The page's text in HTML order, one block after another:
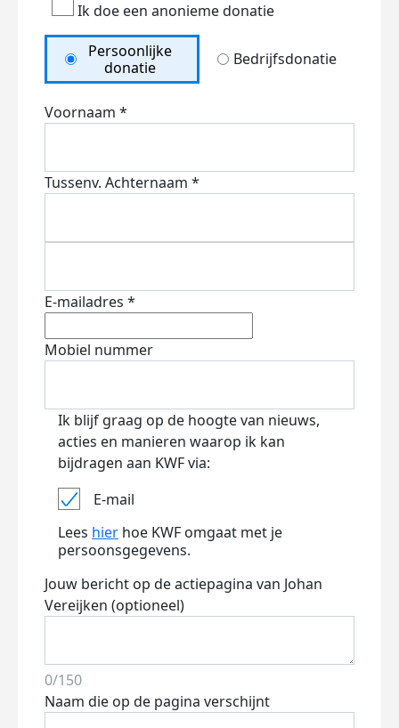
Ik doe een anonieme donatie
Persoonlijke
donatie
Bedrijfsdonatie
Voornaam *
Tussenv. Achternaam *
E-mailadres *
Mobiel nummer
Ik blijf graag op de hoogte van nieuws,
acties en manieren waarop ik kan
bijdragen aan KWF via:
E-mail
Lees hier hoe KWF omgaat met je
persoonsgegevens.
Jouw bericht op de actiepagina van Johan
Vereijken (optioneel)
0/150
Naam die op de pagina verschijnt